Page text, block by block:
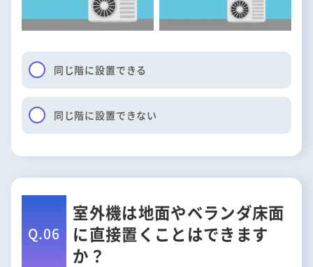
同じ階に設置できる
同じ階に設置できない
Q.06
室外機は地面やベランダ床面
に直接置くことはできます
か？